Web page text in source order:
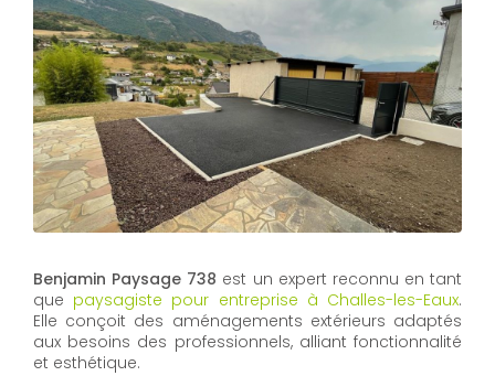
Benjamin Paysage 738 est un expert reconnu en tant
que paysagiste pour entreprise à Challes-les-Eaux.
Elle conçoit des aménagements extérieurs adaptés
aux besoins des professionnels, alliant fonctionnalité
et esthétique.